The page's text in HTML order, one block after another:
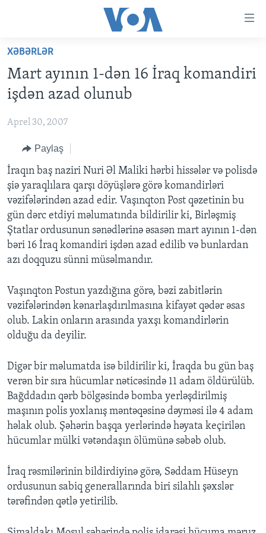
Skip
main
content
Skip
to
Navigation
Skip
to
Search
PROQRAMLAR
DÜNYAYA BAXIŞ
FAKTLAR NƏ DEYIR?
AZƏRBAYCAN
DÜNYA
UKRAYNA BÖHRANI
İSRAIL-HƏMAS MÜNAQIŞƏSI
ABŞ
ABŞ SEÇKILƏRI 2024
İRAN AZƏRBAYCANI
VIDEOLAR
MEDIA AZADLIĞI
BAŞ MƏQALƏ
LEARNING ENGLISH
BIZI IZLƏYIN
XƏBƏRLƏR
Mart ayının 1-dən 16 İraq komandiri
işdən azad olunub
Aprel 30, 2007
Paylaş
İraqın baş naziri Nuri Əl Maliki hərbi hissələr və polisdə
şiə yaraqlılara qarşı döyüşlərə görə komandirləri
vəzifələrindən azad edir. Vaşınqton Post qəzetinin bu
gün dərc etdiyi məlumatında bildirilir ki, Birləşmiş
Ştatlar ordusunun sənədlərinə əsasən mart ayının 1-dən
bəri 16 İraq komandiri işdən azad edilib və bunlardan
azı doqquzu sünni müsəlmandır.
Vaşınqton Postun yazdığına görə, bəzi zabitlərin
vəzifələrindən kənarlaşdırılmasına kifayət qədər əsas
olub. Lakin onların arasında yaxşı komandirlərin
olduğu da deyilir.
Digər bir məlumatda isə bildirilir ki, İraqda bu gün baş
verən bir sıra hücumlar nəticəsində 11 adam öldürülüb.
Bağddadın qərb bölgəsində bomba yerləşdirilmiş
maşının polis yoxlanış məntəqəsinə dəyməsi ilə 4 adam
həlak olub. Şəhərin başqa yerlərində həyata keçirilən
hücumlar mülki vətəndaşın ölümünə səbəb olub.
İraq rəsmilərinin bildirdiyinə görə, Səddam Hüseyn
ordusunun sabiq generallarında biri silahlı şəxslər
tərəfindən qətlə yetirilib.